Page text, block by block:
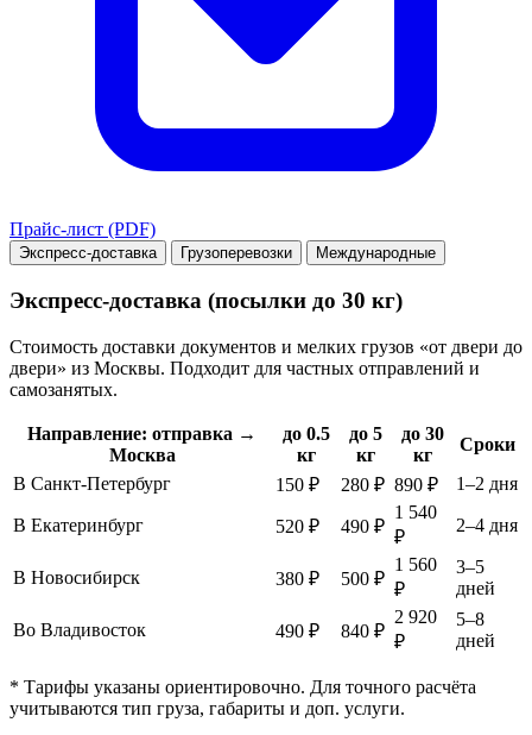
Прайс-лист (PDF)
Экспресс-доставка Грузоперевозки Международные
Экспресс-доставка (посылки до 30 кг)
Стоимость доставки документов и мелких грузов «от двери до
двери» из Москвы. Подходит для частных отправлений и
самозанятых.
Направление: отправка →
Москва
до 0.5
кг
до 5
кг
до 30
кг
Сроки
В Санкт-Петербург
150 ₽ 280 ₽ 890 ₽ 1–2 дня
В Екатеринбург 520 ₽ 490 ₽
1 540
₽
2–4 дня
В Новосибирск 380 ₽ 500 ₽
1 560
₽
3–5
дней
Во Владивосток 490 ₽ 840 ₽
2 920
₽
5–8
дней
* Тарифы указаны ориентировочно. Для точного расчёта
учитываются тип груза, габариты и доп. услуги.